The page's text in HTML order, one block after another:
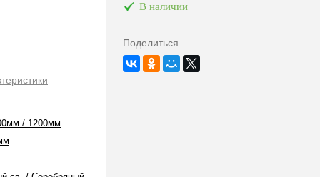
/ 1200мм
В наличии
Поделиться